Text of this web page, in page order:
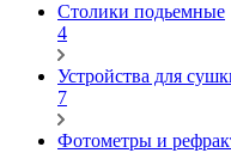
Столики подьемные
4
Устройства для
7
Фотометры и